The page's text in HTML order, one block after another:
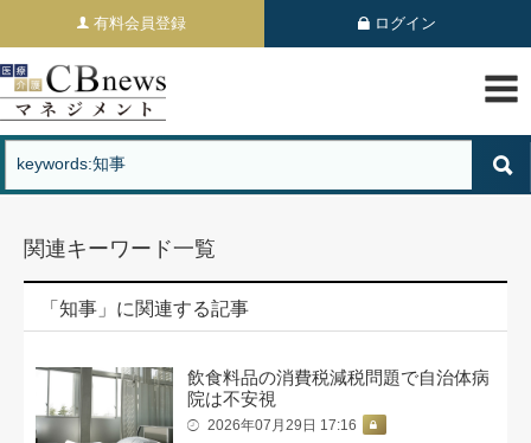
有料会員登録 ログイン
関連キーワード一覧
「知事」に関連する記事
飲食料品の消費税減税問題で自治体病
院は不安視
2026年07月29日 17:16